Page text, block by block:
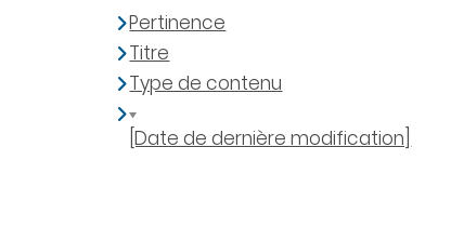
Pertinence
Titre
Type de contenu
[Date de dernière modification]